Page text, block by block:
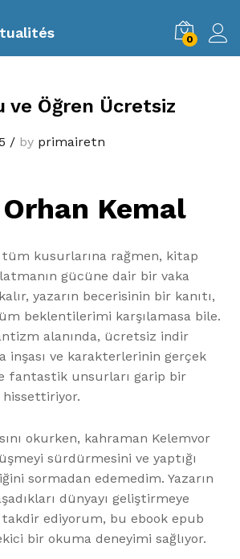
0
ve Öğren Ücretsiz
/ by primairetn
Orhan Kemal
kusurlarına rağmen, kitap
gücüne dair bir vaka
yazarın becerisinin bir kanıtı,
beklentilerimi karşılamasa bile.
alanında, ücretsiz indir
inşası ve karakterlerinin gerçek
fantastik unsurları garip bir
hissettiriyor.
okurken, kahraman Kelemvor
sürdürmesini ve yaptığı
sormadan edemedim. Yazarın
dünyayı geliştirmeye
takdir ediyorum, bu ebook epub
bir okuma deneyimi sağlıyor.